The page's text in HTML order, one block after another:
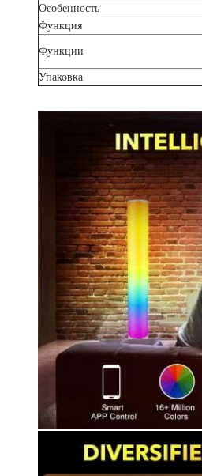
Особенность
Функция
Функции
Упаковка